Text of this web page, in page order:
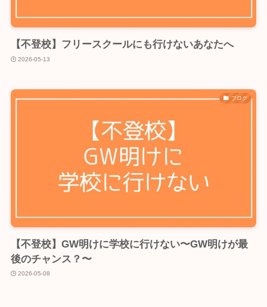
【不登校】フリースクールにも行けないあなたへ
2026-05-13
ブログ
【不登校】GW明けに学校に行けない〜GW明けが最
後のチャンス？〜
2026-05-08